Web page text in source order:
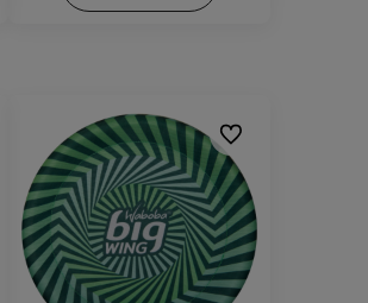
Do ulubionych